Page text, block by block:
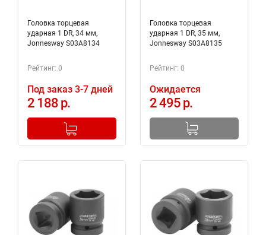
Головка торцевая
ударная 1 DR, 34 мм,
Jonnesway S03A8134
Рейтинг: 0
Под заказ 3-7 дней
2 188 р.
+
Добавлено в корзину
Головка торцевая
ударная 1 DR, 35 мм,
Jonnesway S03A8135
Рейтинг: 0
Ожидается
2 495 р.